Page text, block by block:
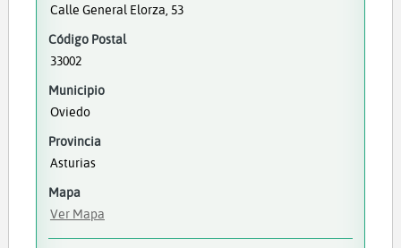
Calle General Elorza, 53
Código Postal
33002
Municipio
Oviedo
Provincia
Asturias
Mapa
Ver Mapa